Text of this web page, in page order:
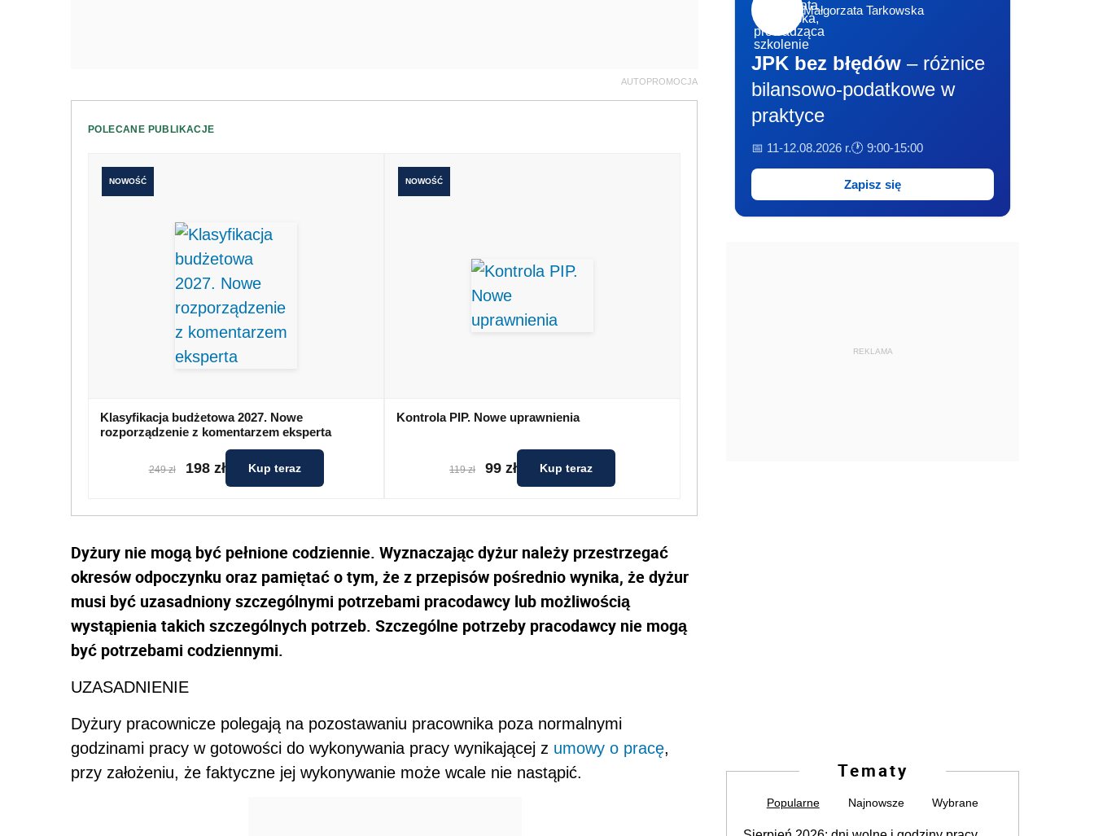
AUTOPROMOCJA
POLECANE PUBLIKACJE
NOWOŚĆ
Klasyfikacja budżetowa 2027. Nowe
rozporządzenie z komentarzem eksperta
249 zł 198 zł Kup teraz
NOWOŚĆ
Kontrola PIP. Nowe uprawnienia
119 zł 99 zł Kup teraz
Dyżury nie mogą być pełnione codziennie. Wyznaczając dyżur należy przestrzegać
okresów odpoczynku oraz pamiętać o tym, że z przepisów pośrednio wynika, że dyżur
musi być uzasadniony szczególnymi potrzebami pracodawcy lub możliwością
wystąpienia takich szczególnych potrzeb. Szczególne potrzeby pracodawcy nie mogą
być potrzebami codziennymi.
UZASADNIENIE
Dyżury pracownicze polegają na pozostawaniu pracownika poza normalnymi
godzinami pracy w gotowości do wykonywania pracy wynikającej z umowy o pracę,
przy założeniu, że faktyczne jej wykonywanie może wcale nie nastąpić.
Małgorzata Tarkowska
JPK bez błędów – różnice
bilansowo-podatkowe w
praktyce
📅 11-12.08.2026 r.🕐 9:00-15:00
Zapisz się
REKLAMA
Tematy
Popularne Najnowsze Wybrane